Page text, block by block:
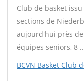
Club de basket
sections de
aujourd'hui près
équipes seniors, 8
BCVN Basket Club